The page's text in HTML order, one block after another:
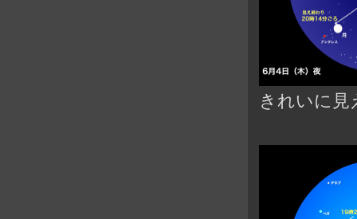
きれいに見